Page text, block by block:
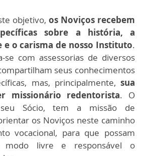
objetivo, os Noviços recebem
sobre a história, a
o carisma de nosso Instituto.
se com assessorias de diversos
seus conhecimentos
mas, principalmente, sua
missionário redentorista. O
Sócio, tem a missão de
os Noviços neste caminho
vocacional, para que possam
modo livre e responsável o